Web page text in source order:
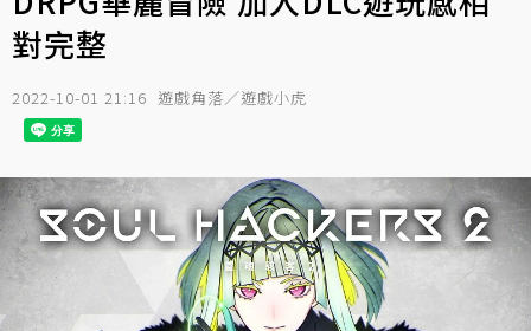
對完整
2022-10-01 21:16 遊戲角落／遊戲小虎